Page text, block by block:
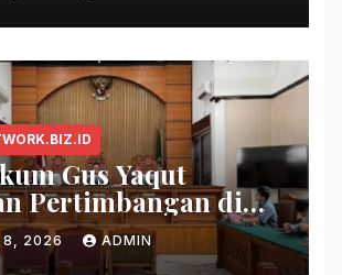
Gus Yaqut
Pertimbangan di
Tambahan
2024
8, 2026 ADMIN